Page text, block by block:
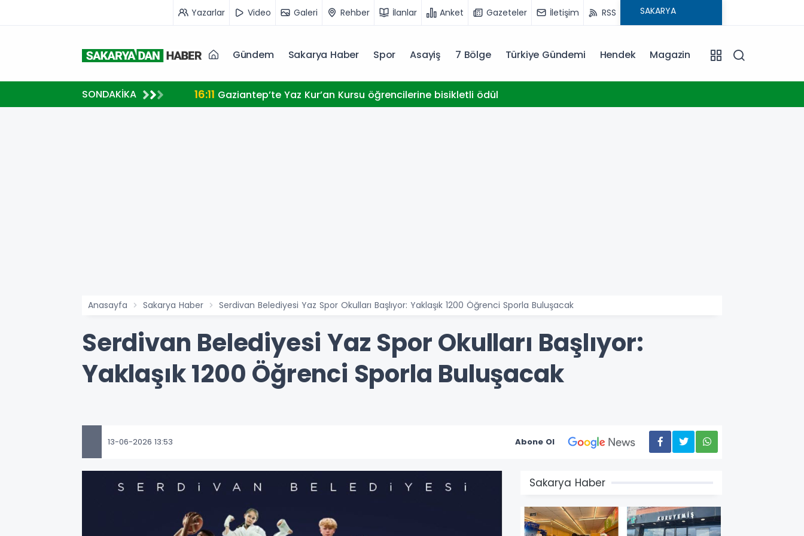
Yazarlar Video Galeri Rehber İlanlar Anket Gazeteler İletişim RSS
Gündem Sakarya Haber Spor Asayiş 7 Bölge Türkiye Gündemi Hendek Magazin
SONDAKİKA 16:11 Gaziantep’te Yaz Kur’an Kursu öğrencilerine bisikletli ödül
Anasayfa Sakarya Haber Serdivan Belediyesi Yaz Spor Okulları Başlıyor: Yaklaşık 1200 Öğrenci Sporla Buluşacak
Serdivan Belediyesi Yaz Spor Okulları Başlıyor:
Yaklaşık 1200 Öğrenci Sporla Buluşacak
13-06-2026 13:53 Abone Ol
Sakarya Haber